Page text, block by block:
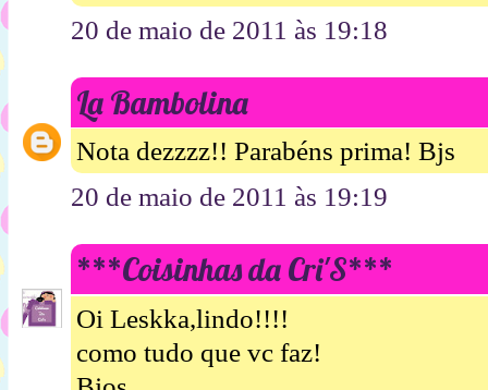
20 de maio de 2011 às 19:18
La Bambolina
Nota dezzzz!! Parabéns prima! Bjs
20 de maio de 2011 às 19:19
***Coisinhas da Cri'S***
Oi Leskka,lindo!!!!
como tudo que vc faz!